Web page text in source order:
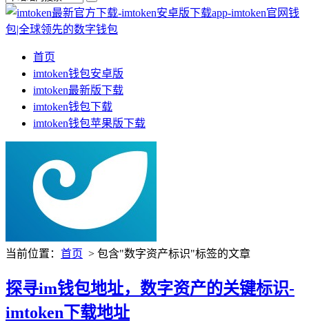
首页
imtoken钱包安卓版
imtoken最新版下载
imtoken钱包下载
imtoken钱包苹果版下载
当前位置： 首页 > 包含"数字资产标识"标签的文章
探寻im钱包地址，数字资产的关键标识-
imtoken下载地址